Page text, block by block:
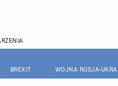
BREXIT WOJNA ROSJA-